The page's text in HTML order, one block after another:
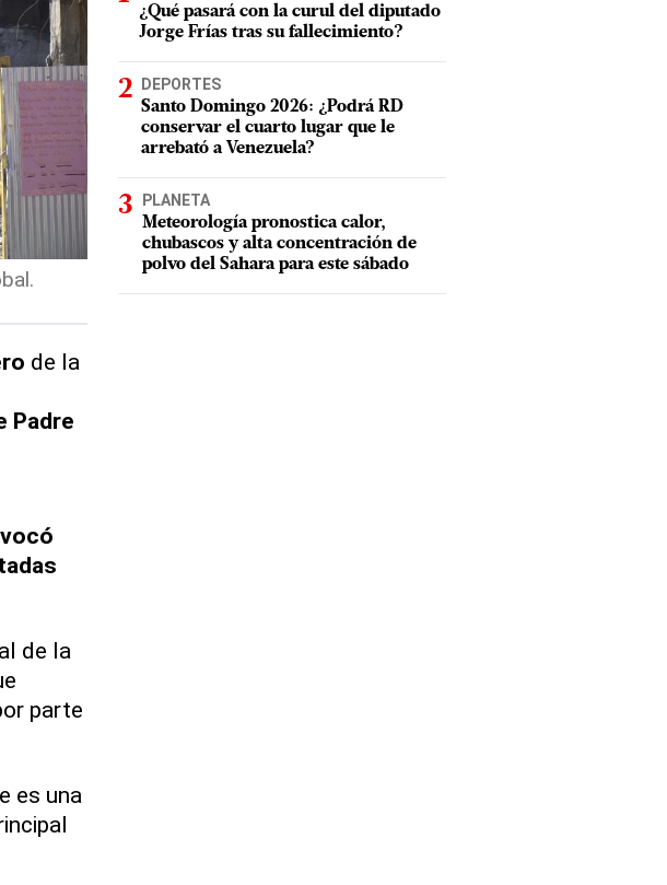
de la
Padre
de la
parte
es una
¿Qué pasará con la curul del diputado
Jorge Frías tras su fallecimiento?
DEPORTES
Santo Domingo 2026: ¿Podrá RD
conservar el cuarto lugar que le
arrebató a Venezuela?
PLANETA
Meteorología pronostica calor,
chubascos y alta concentración de
polvo del Sahara para este sábado